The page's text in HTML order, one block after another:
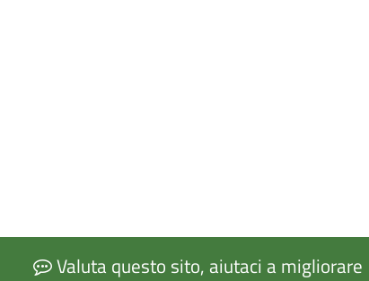
Valuta questo sito, aiutaci a migliorare